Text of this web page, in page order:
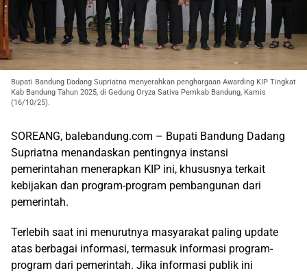
Bupati Bandung Dadang Supriatna menyerahkan penghargaan Awarding KIP Tingkat
Kab Bandung Tahun 2025, di Gedung Oryza Sativa Pemkab Bandung, Kamis
(16/10/25).
SOREANG, balebandung.com – Bupati Bandung Dadang
Supriatna menandaskan pentingnya instansi
pemerintahan menerapkan KIP ini, khususnya terkait
kebijakan dan program-program pembangunan dari
pemerintah.
Terlebih saat ini menurutnya masyarakat paling update
atas berbagai informasi, termasuk informasi program-
program dari pemerintah. Jika informasi publik ini